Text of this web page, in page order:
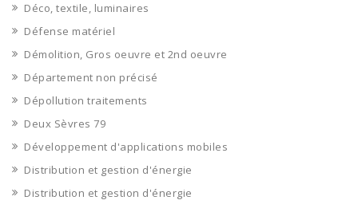
Déco, textile, luminaires
Défense matériel
Démolition, Gros oeuvre et 2nd oeuvre
Département non précisé
Dépollution traitements
Deux Sèvres 79
Développement d'applications mobiles
Distribution et gestion d'énergie
Distribution et gestion d'énergie